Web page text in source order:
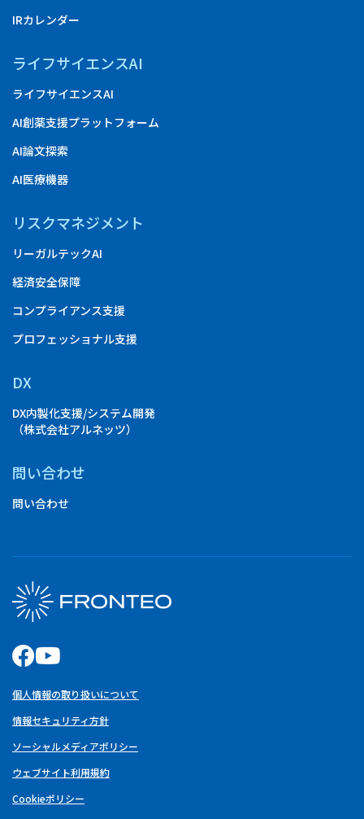
IRカレンダー
ライフサイエンスAI
ライフサイエンスAI
AI創薬支援プラットフォーム
AI論文探索
AI医療機器
リスクマネジメント
リーガルテックAI
経済安全保障
コンプライアンス支援
プロフェッショナル支援
DX
DX内製化支援/システム開発
（株式会社アルネッツ）
問い合わせ
問い合わせ
個人情報の取り扱いについて
情報セキュリティ方針
ソーシャルメディアポリシー
ウェブサイト利用規約
Cookieポリシー